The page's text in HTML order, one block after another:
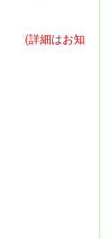
(詳細はお知